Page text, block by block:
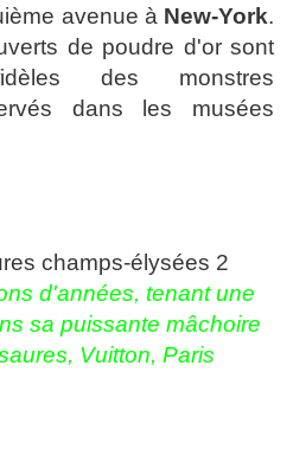
avenue à New-York.
de poudre d'or sont
des monstres
dans les musées
d'années, tenant une
sa puissante mâchoire
Vuitton, Paris